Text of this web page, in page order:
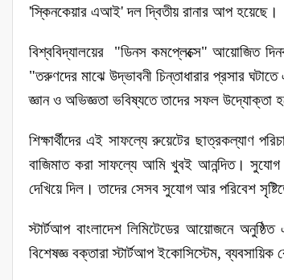
'স্কিনকেয়ার এআই' দল দ্বিতীয় রানার আপ হয়েছে।
বিশ্ববিদ্যালয়ের "ডিনস কমপ্লেক্সে" আয়োজিত
"তরুণদের মাঝে উদ্ভাবনী চিন্তাধারার প্রসার
জ্ঞান ও অভিজ্ঞতা ভবিষ্যতে তাদের সফল উদ্যোক্তা
শিক্ষার্থীদের এই সাফল্যে রুয়েটের ছাত্রকল্যাণ
বাজিমাত করা সাফল্যে আমি খুবই আনন্দিত। সুযোগ
দেখিয়ে দিল। তাদের সেসব সুযোগ আর পরিবেশ
স্টার্টআপ বাংলাদেশ লিমিটেডের আয়োজনে
বিশেষজ্ঞ বক্তারা স্টার্টআপ ইকোসিস্টেম,